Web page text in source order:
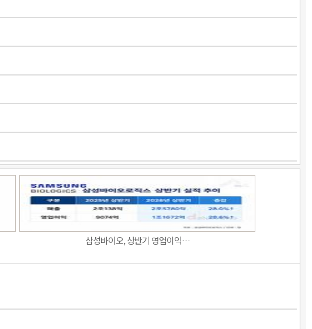
삼성바이오, 상반기 영업이익…